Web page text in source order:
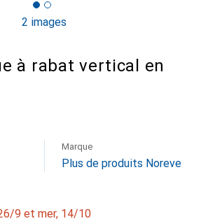
2 images
à rabat vertical en
Marque
Plus de produits Noreve
9 et mer, 14/10